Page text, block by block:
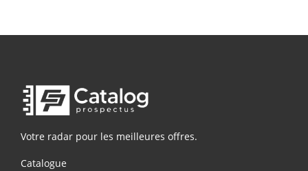
Votre radar pour les meilleures offres.
Catalogue